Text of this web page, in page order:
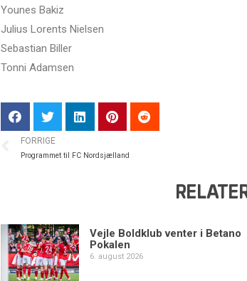
Younes Bakiz
Julius Lorents Nielsen
Sebastian Biller
Tonni Adamsen
FORRIGE
Programmet til FC Nordsjælland
Vejle Boldklub venter i Betano
Pokalen
6. august 2026